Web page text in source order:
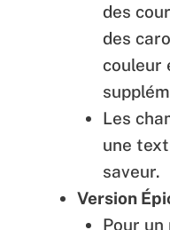
des
des
couleur
Les
une
saveur.
Version
Pour